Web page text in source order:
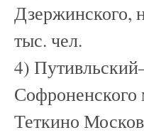
Дзержинского,
тыс. чел.
4)
Софроненского
Теткино